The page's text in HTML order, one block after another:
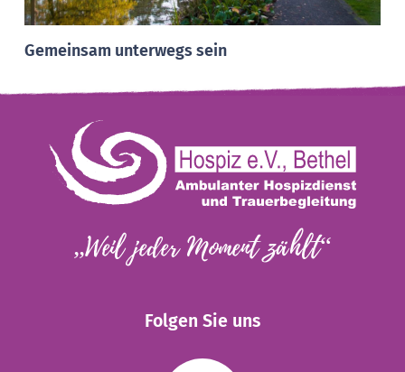
Gemeinsam unterwegs sein
„Weil jeder Moment zählt“
Folgen Sie uns